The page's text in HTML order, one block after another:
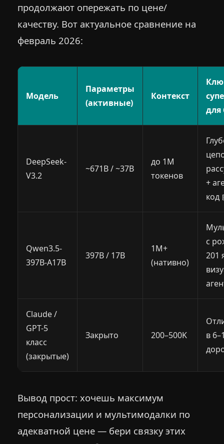
продолжают опережать по цене/
качеству. Вот актуальное сравнение на
февраль 2026:
Модель
Параметры
(активные)
Контекст
для
DeepSeek-
V3.2
~671B / ~37B
до 1M
токенов
+
код
Qwen3.5-
397B-A17B
397B / 17B
1M+
(нативно)
с
201
Claude /
GPT-5
класс
(закрытые)
Закрыто 200–500K
в
Вывод прост: хочешь максимум
персонализации и мультимодалки по
адекватной цене — бери связку этих